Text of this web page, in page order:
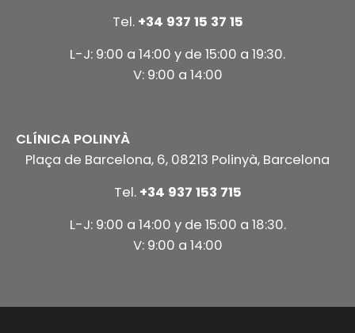
Tel. +34 937 15 37 15
L-J: 9:00 a 14:00 y de 15:00 a 19:30.
V: 9:00 a 14:00
CLÍNICA POLINYÀ
Plaça de Barcelona, 6, 08213 Polinyà, Barcelona
Tel. +34 937 153 715
L-J: 9:00 a 14:00 y de 15:00 a 18:30.
V: 9:00 a 14:00